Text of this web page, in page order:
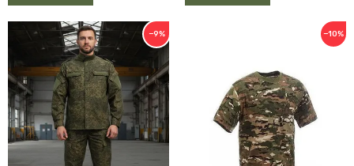
−9% −10%